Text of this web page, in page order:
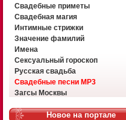
Свадебные приметы
Свадебная магия
Интимные стрижки
Значение фамилий
Имена
Сексуальный гороскоп
Русская свадьба
Свадебные песни MP3
Загсы Москвы
Новое на портале